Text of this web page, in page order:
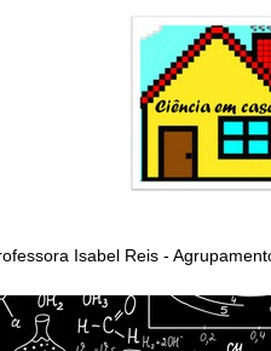
Isabel Reis -